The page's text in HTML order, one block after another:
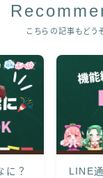
こちらの記事もどう
に？
LINE